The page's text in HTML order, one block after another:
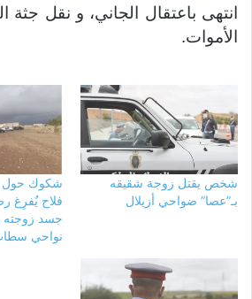
انتهى باعتقال الجاني، و نقل
الأموات.
شخص يقتل زوجة شقيقه
بـ”عصا” ضواحي أزيلال
شكوك حول
فلاح يٌفرِغ
جسد زوجته
نواحي